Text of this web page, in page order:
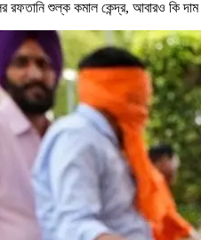
রফতানি শুল্ক কমাল কেন্দ্র, আবারও